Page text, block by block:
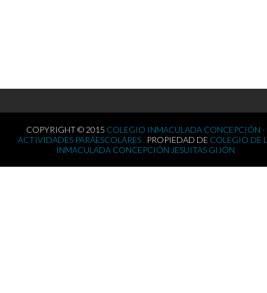
COPYRIGHT © 2015 COLEGIO INMACULADA CONCEPCIÓN -
ACTIVIDADES PARAESCOLARES . PROPIEDAD DE COLEGIO DE
INMACULADA CONCEPCIÓN JESUITAS GIJÓN